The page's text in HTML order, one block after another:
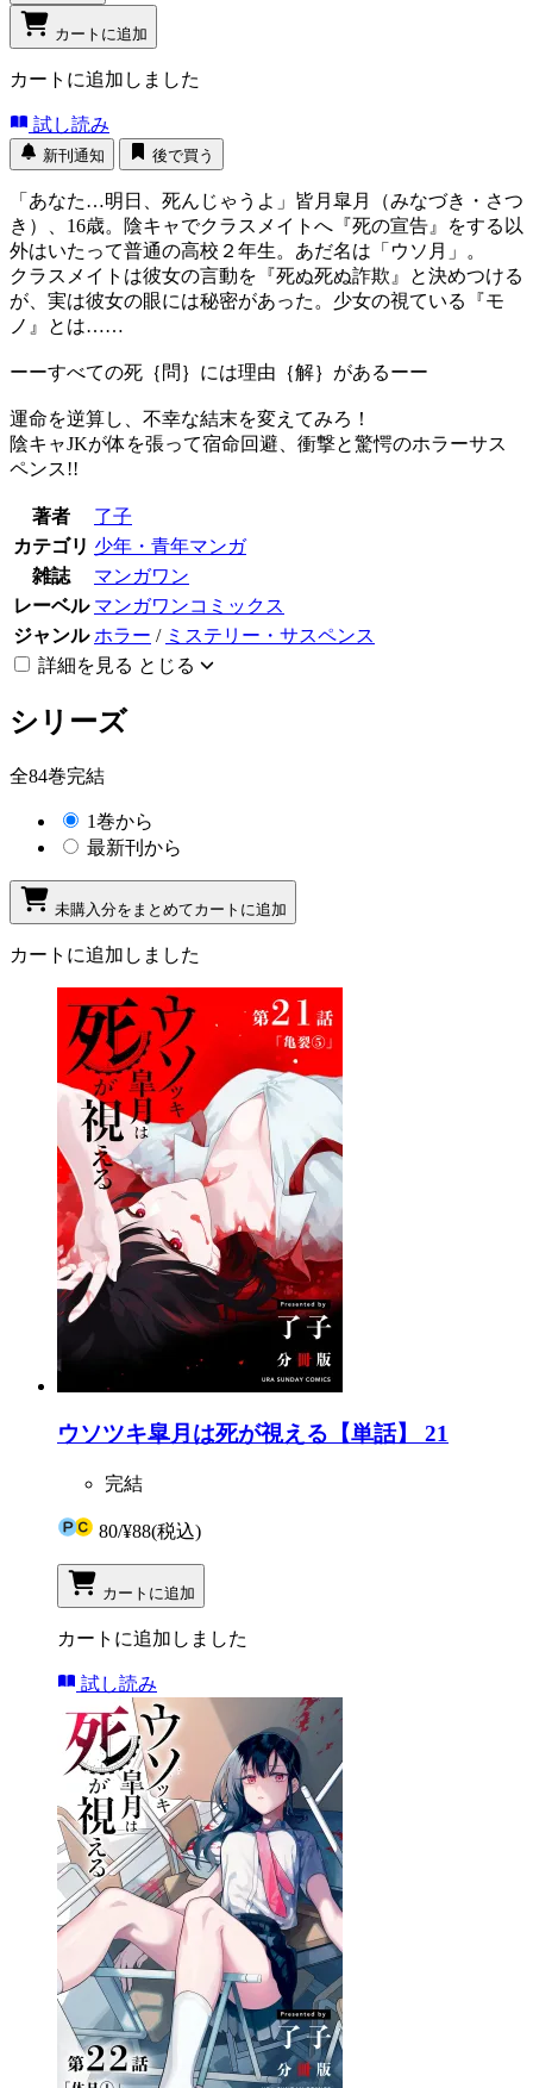
カートに追加
カートに追加しました
試し読み
新刊通知 後で買う
「あなた…明日、死んじゃうよ」皆月皐月（みなづき・さつ
き）、16歳。陰キャでクラスメイトへ『死の宣告』をする以
外はいたって普通の高校２年生。あだ名は「ウソ月」。
クラスメイトは彼女の言動を『死ぬ死ぬ詐欺』と決めつける
が、実は彼女の眼には秘密があった。少女の視ている『モ
ノ』とは……
ーーすべての死｛問｝には理由｛解｝があるーー
運命を逆算し、不幸な結末を変えてみろ！
陰キャJKが体を張って宿命回避、衝撃と驚愕のホラーサス
ペンス!!
著者
了子
カテゴリ 少年・青年マンガ
雑誌
マンガワン
レーベル マンガワンコミックス
ジャンル ホラー / ミステリー・サスペンス
詳細を見る とじる
シリーズ
全84巻完結
1巻から
最新刊から
未購入分をまとめてカートに追加
カートに追加しました
ウソツキ皐月は死が視える【単話】 21
完結
80/¥88(税込)
カートに追加
カートに追加しました
試し読み